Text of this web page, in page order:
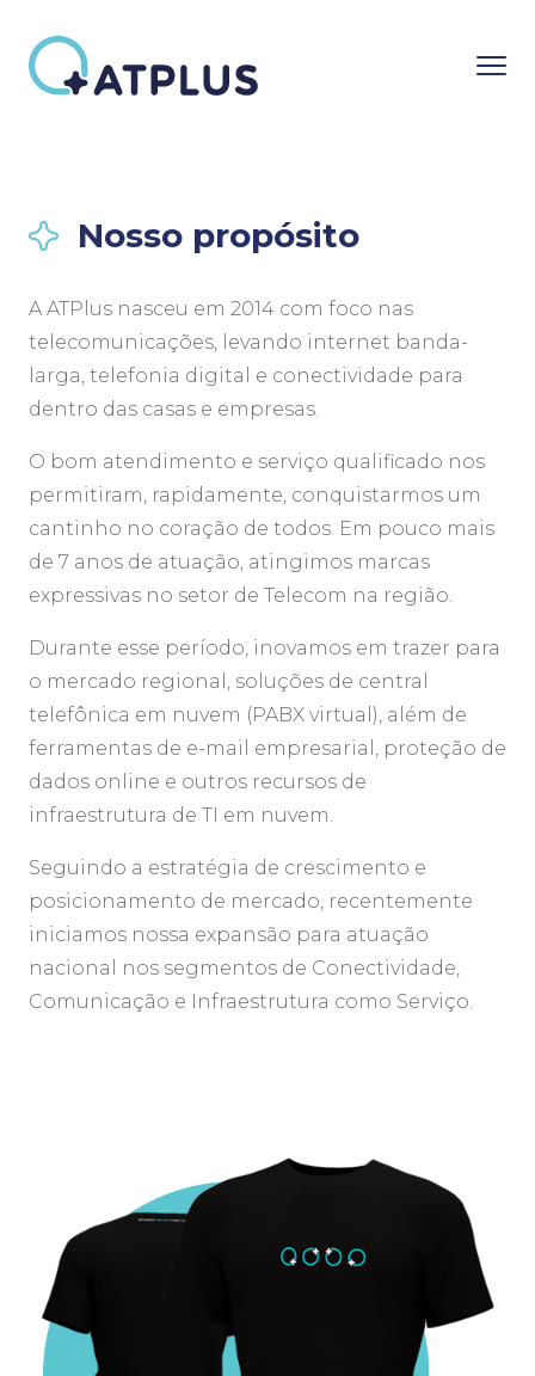
Nosso propósito
A ATPlus nasceu em 2014 com foco nas
telecomunicações, levando internet banda-
larga, telefonia digital e conectividade para
dentro das casas e empresas.
O bom atendimento e serviço qualificado nos
permitiram, rapidamente, conquistarmos um
cantinho no coração de todos. Em pouco mais
de 7 anos de atuação, atingimos marcas
expressivas no setor de Telecom na região.
Durante esse período, inovamos em trazer para
o mercado regional, soluções de central
telefônica em nuvem (PABX virtual), além de
ferramentas de e-mail empresarial, proteção de
dados online e outros recursos de
infraestrutura de TI em nuvem.
Seguindo a estratégia de crescimento e
posicionamento de mercado, recentemente
iniciamos nossa expansão para atuação
nacional nos segmentos de Conectividade,
Comunicação e Infraestrutura como Serviço.